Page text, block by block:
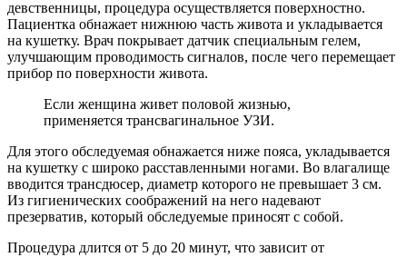
девственницы, процедура осуществляется поверхностно.
Пациентка обнажает нижнюю часть живота и укладывается
на кушетку. Врач покрывает датчик специальным гелем,
улучшающим проводимость сигналов, после чего перемещает
прибор по поверхности живота.
Если женщина живет половой жизнью,
применяется трансвагинальное УЗИ.
Для этого обследуемая обнажается ниже пояса, укладывается
на кушетку с широко расставленными ногами. Во влагалище
вводится трансдюсер, диаметр которого не превышает 3 см.
Из гигиенических соображений на него надевают
презерватив, который обследуемые приносят с собой.
Процедура длится от 5 до 20 минут, что зависит от